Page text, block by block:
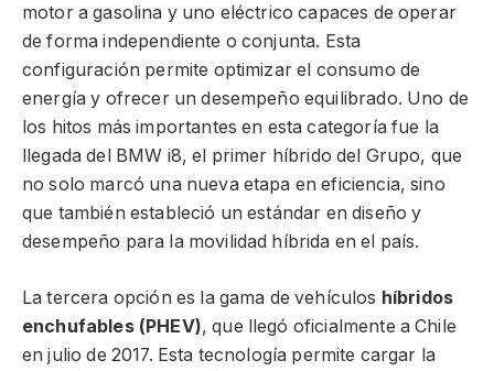
motor a gasolina y uno eléctrico capaces de operar
de forma independiente o conjunta. Esta
configuración permite optimizar el consumo de
energía y ofrecer un desempeño equilibrado. Uno de
los hitos más importantes en esta categoría fue la
llegada del BMW i8, el primer híbrido del Grupo, que
no solo marcó una nueva etapa en eficiencia, sino
que también estableció un estándar en diseño y
desempeño para la movilidad híbrida en el país.
La tercera opción es la gama de vehículos híbridos
enchufables (PHEV), que llegó oficialmente a Chile
en julio de 2017. Esta tecnología permite cargar la